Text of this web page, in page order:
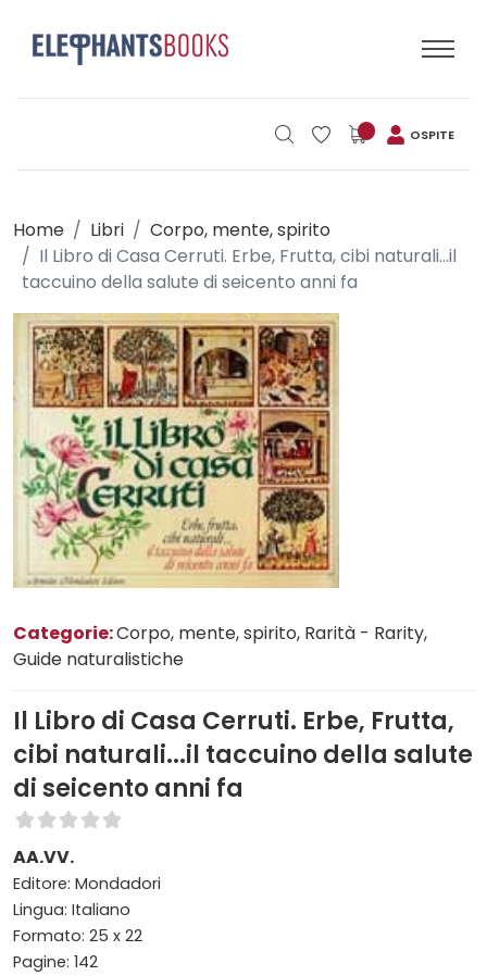
OSPITE
Home Libri
Corpo, mente, spirito
Il Libro di Casa Cerruti. Erbe, Frutta, cibi naturali...il
taccuino della salute di seicento anni fa
Categorie:Corpo, mente, spirito, Rarità - Rarity,
Guide naturalistiche
Il Libro di Casa Cerruti. Erbe, Frutta,
cibi naturali...il taccuino della salute
di seicento anni fa
AA.VV.
Editore: Mondadori
Lingua: Italiano
Formato: 25 x 22
Pagine: 142